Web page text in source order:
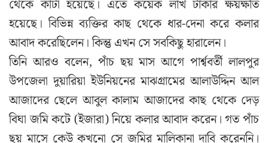
থেকে কাটা হয়েছে। এতে কয়েক লাখ টাকার ক্ষয়ক্ষতি
হয়েছে। বিভিন্ন ব্যক্তির কাছ থেকে ধার-দেনা করে কলার
আবাদ করেছিলেন। কিন্তু এখন সে সবকিছু হারালেন।
তিনি আরও বলেন, পাঁচ ছয় মাস আগে পার্শ্ববর্তী লালপুর
উপজেলা দুয়ারিয়া ইউনিয়নের মাঝগ্রামের আলাউদ্দিন আল
আজাদের ছেলে আবুল কালাম আজাদের কাছ থেকে দেড়
বিঘা জমি কটে (ইজারা) নিয়ে কলার আবাদ করেন। গত পাঁচ
ছয় মাসে কেউ কখনো সে জমির মালিকানা দাবি করেননি।